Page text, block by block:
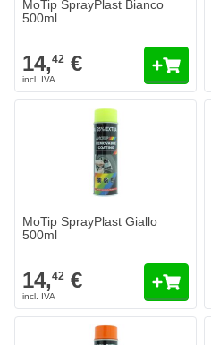
MoTip SprayPlast Bianco
500ml
14,42 €
MoTip SprayPlast Giallo
500ml
14,42 €